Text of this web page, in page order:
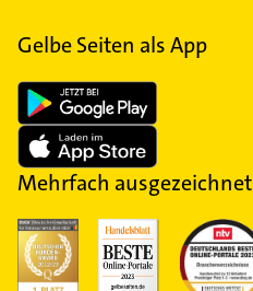
Gelbe Seiten als App
Mehrfach ausgezeichnet